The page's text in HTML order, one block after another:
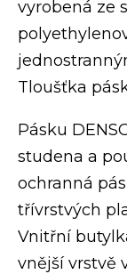
vyrobená ze
Tloušťka
Pásku
studena a
ochranná
třívrstvých
Vnitřní
vnější ­vrstvě